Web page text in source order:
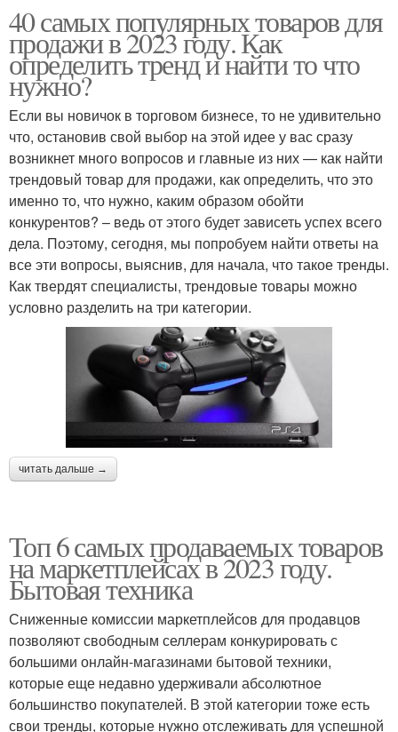
40 самых популярных товаров для
продажи в 2023 году. Как
определить тренд и найти то что
нужно?
Если вы новичок в торговом бизнесе, то не удивительно
что, остановив свой выбор на этой идее у вас сразу
возникнет много вопросов и главные из них — как найти
трендовый товар для продажи, как определить, что это
именно то, что нужно, каким образом обойти
конкурентов? – ведь от этого будет зависеть успех всего
дела. Поэтому, сегодня, мы попробуем найти ответы на
все эти вопросы, выяснив, для начала, что такое тренды.
Как твердят специалисты, трендовые товары можно
условно разделить на три категории.
читать дальше →
Топ 6 самых продаваемых товаров
на маркетплейсах в 2023 году.
Бытовая техника
Сниженные комиссии маркетплейсов для продавцов
позволяют свободным селлерам конкурировать с
большими онлайн-магазинами бытовой техники,
которые еще недавно удерживали абсолютное
большинство покупателей. В этой категории тоже есть
свои тренды, которые нужно отслеживать для успешной